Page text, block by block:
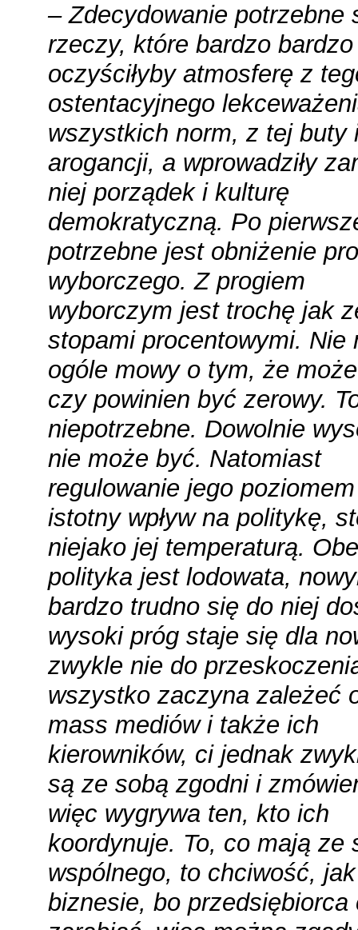
– Zdecydowanie potrzebne
rzeczy, które bardzo bardzo
oczyściłyby atmosferę z
ostentacyjnego
wszystkich norm, z tej buty
arogancji, a wprowadziły
niej porządek i kulturę
demokratyczną. Po
potrzebne jest obniżenie
wyborczego. Z progiem
wyborczym jest trochę jak
stopami procentowymi. Nie
ogóle mowy o tym, że
czy powinien być zerowy.
niepotrzebne. Dowolnie
nie może być. Natomiast
regulowanie jego
istotny wpływ na politykę,
niejako jej temperaturą.
polityka jest lodowata,
bardzo trudno się do niej
wysoki próg staje się dla
zwykle nie do
wszystko zaczyna zależeć
mass mediów i także ich
kierowników, ci jednak
są ze sobą zgodni i
więc wygrywa ten, kto ich
koordynuje. To, co mają ze
wspólnego, to chciwość,
biznesie, bo przedsiębiorca